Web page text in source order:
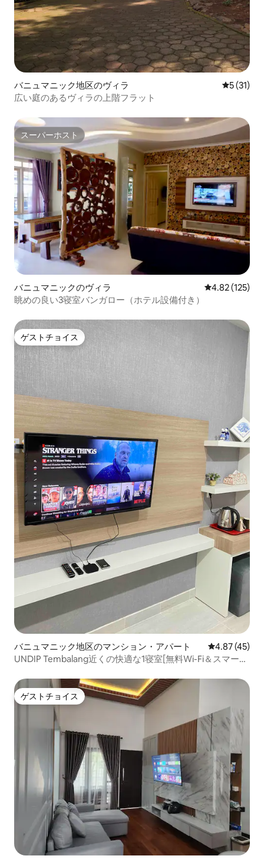
バニュマニック地区のヴィラ レビュー
5 (31)
広い庭のあるヴィラの上階フラット
スーパーホスト
スーパーホスト
バニュマニックのヴィラ レビュー125
4.82 (125)
眺めの良い3寝室バンガロー（ホテル設備付き）
ゲストチョイス
ゲストチョイス
バニュマニック地区のマンション・アパート レビュー45
4.87 (45)
UNDIP Tembalang近くの快適な1寝室[無料Wi-Fi＆スマート
ゲストチョイス
ゲストチョイス